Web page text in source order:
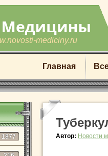
mediciny.ru
Главная
1877 Автор: Новости